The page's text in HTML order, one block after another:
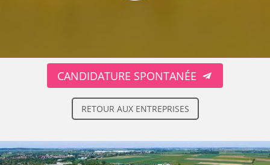
CANDIDATURE SPONTANÉE
RETOUR AUX ENTREPRISES